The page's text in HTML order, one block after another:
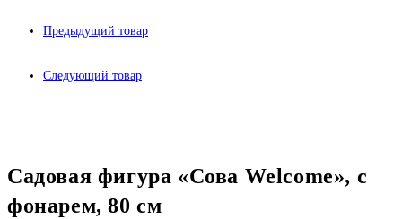
Предыдущий товар
Следующий товар
Садовая фигура «Сова Welcome», с
фонарем, 80 см